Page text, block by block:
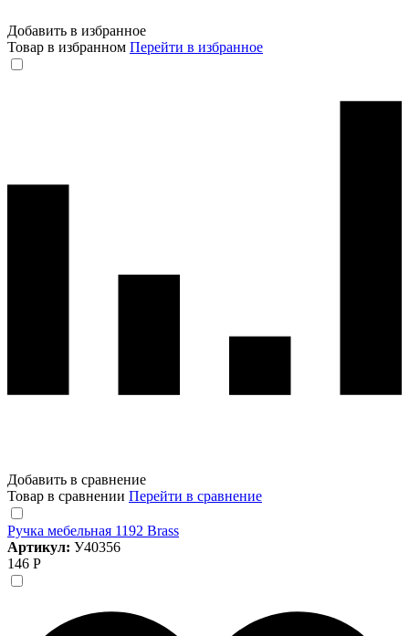
Добавить в избранное
Товар в избранном Перейти в избранное
Добавить в сравнение
Товар в сравнении Перейти в сравнение
Ручка мебельная 1192 Brass
Артикул: У40356
146 Р